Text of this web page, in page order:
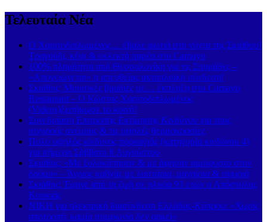
Τελευταία Νέα
Ο Χαριτοδιπλωμένος… έβαλε φωτιά στη νύχτα της Σκιάθου!
Τραγούδι, κέφι & εκλεκτή παρέα στο Carnayo
100% πληρότητα από Θεσσαλονίκη για τις Σποράδες –
«Απογειώνεται» η απευθείας ακτοπλοϊκή σύνδεση!
Σκιάθος: Μουσικές βραδιές με… έκπληξη στο Carnayo
Restaurant – Ο Κώστας Χαριτοδιπλωμένος
(Videos)ξεσήκωσε το κοινό!
Συνεδρίαση Επιτροπής Εκτίμησης Κινδύνου για τους
ισχυρούς ανέμους & τις υψηλές θερμοκρασίες
Πολύ υψηλός κίνδυνος πυρκαγιάς (κατηγορία κινδύνου 4)
για σήμερα Σάββατο 8 Αυγούστου
Σκιάθος: «Με ξυλοκόπησαν & με άφησαν αιμόφυρτο στον
δρόμο» – Άγριος καβγάς με λοστάρια, μαχαίρια & σφυριά
Σκιάθος: Έφυγε από τη ζωή σε ηλικία 93 ετών ο Απόστολος
Κουκιάς
ΝΙΚΗ για ηλεκτρική διασύνδεση Ελλάδας-Κύπρου: «Χωρίς
αποτροπή, καμία συμφωνία δεν αρκεί»